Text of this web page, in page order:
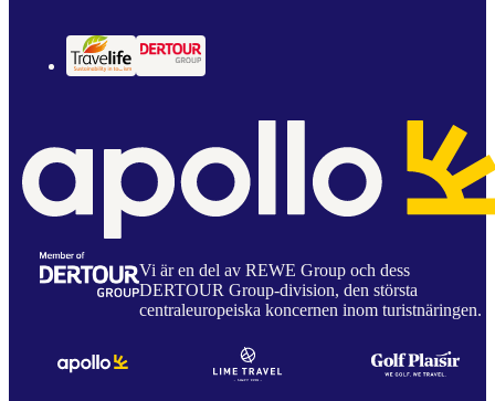
Vi är en del av REWE Group och dess
DERTOUR Group-division, den största
centraleuropeiska koncernen inom turistnäringen.